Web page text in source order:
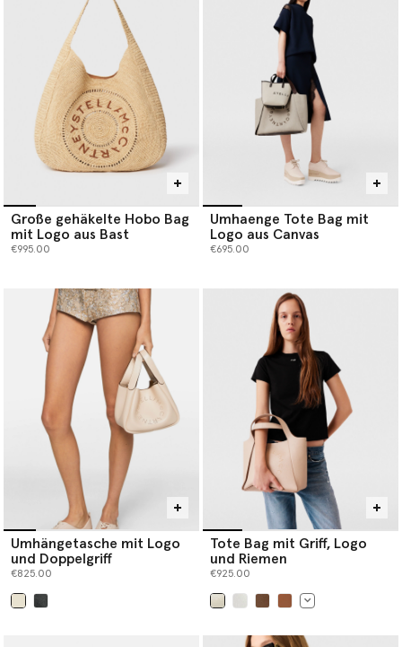
Große gehäkelte Hobo Bag
mit Logo aus Bast
€995.00
Umhaenge Tote Bag mit
Logo aus Canvas
€695.00
Umhängetasche mit Logo
und Doppelgriff
€825.00
Tote Bag mit Griff, Logo
und Riemen
€925.00